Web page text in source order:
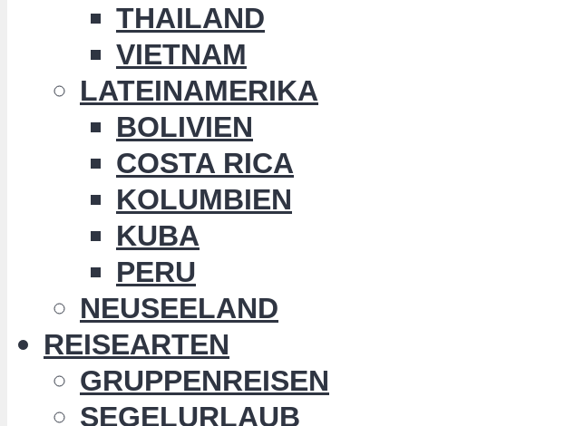
THAILAND
VIETNAM
LATEINAMERIKA
BOLIVIEN
COSTA RICA
KOLUMBIEN
KUBA
PERU
NEUSEELAND
REISEARTEN
GRUPPENREISEN
SEGELURLAUB